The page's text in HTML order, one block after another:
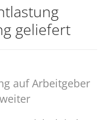
geliefert
auf Arbeitgeber